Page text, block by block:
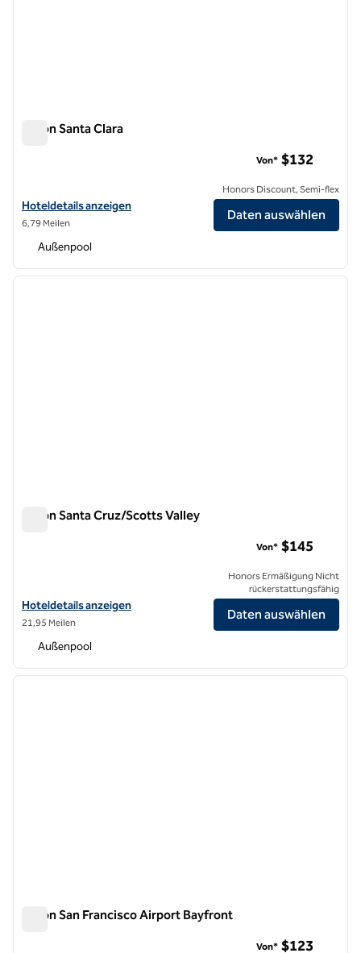
Hilton Santa Clara
Hoteldetails für das Hilton Santa Clara anzeigen
Hoteldetails anzeigen
6,79 Meilen
Von* $132
Honors Discount, Semi-flex
Daten auswählen
Außenpool
1 von 11
Hilton Santa Cruz/Scotts Valley
Hoteldetails für das Hilton Santa Cruz/Scotts Valley anzeigen
Hoteldetails anzeigen
21,95 Meilen
Von* $145
Honors Ermäßigung Nicht
rückerstattungsfähig
Daten auswählen
Außenpool
1 von 12
Hilton San Francisco Airport Bayfront
Von* $123